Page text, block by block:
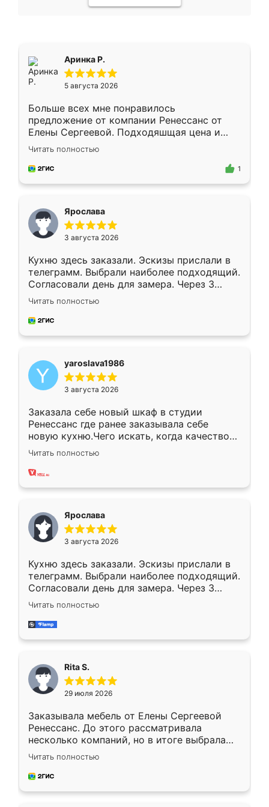
Аринка Р.
5 августа 2026
Больше всех мне понравилось
предложение от компании Ренессанс от
Елены Сергеевой. Подходяшщая цена и
короткие сроки изготовления. Приехавший
для замера сотрудник Владислав
предложил по моему эскизу самый
Читать полностью
1
Ярослава
3 августа 2026
Кухню здесь заказали. Эскизы прислали в
телеграмм. Выбрали наиболее подходящий.
Согласовали день для замера. Через 3
недели кухня была уже готова. Остались
довольны работой. Спасибо Ренессанс
мебель за качественную работу!
Читать полностью
yaroslava1986
3 августа 2026
Заказала себе новый шкаф в студии
Ренессанс где ранее заказывала себе
новую кухню.Чего искать, когда качеством
вполне довольна. Служит кухня уже почти
два года, нареканий нет.
Читать полностью
Ярослава
3 августа 2026
Кухню здесь заказали. Эскизы прислали в
телеграмм. Выбрали наиболее подходящий.
Согласовали день для замера. Через 3
недели кухня была уже готова. Остались
довольны работой. Спасибо Ренессанс
мебель за качественную работу!
Читать полностью
Rita S.
29 июля 2026
Заказывала мебель от Елены Сергеевой
Ренессанс. До этого рассматривала
несколько компаний, но в итоге выбрала
эту. Сначала обговорили условия, потом
приехал замерщик, всё спокойно объяснил
и снял размеры. Изготовили в срок, с
Читать полностью